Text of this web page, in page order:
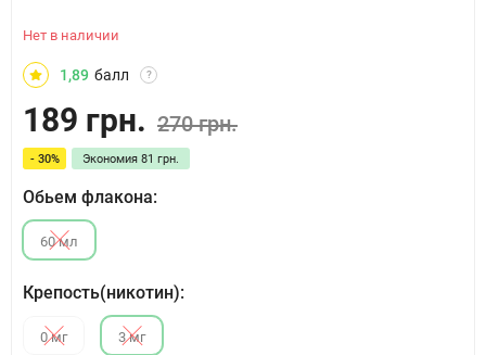
Нет в наличии
1,89 балл ?
189 грн. 270 грн.
- 30% Экономия 81 грн.
Обьем флакона:
60 мл
Крепость(никотин):
0 мг 3 мг